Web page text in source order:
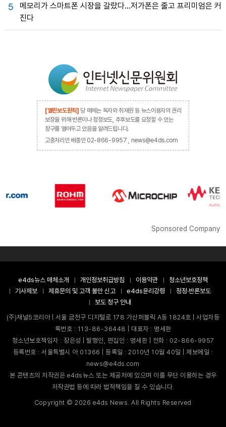
5
메모리가 스마트폰 시장을 갈랐다…저가폰은 줄고 프리미엄은 커
진다
[열린보도원칙] 당 매체는 독자와 취재원 등 뉴스이용자의 권리
보장을 위해 반론이나 정정보도, 추후보도를 요청할 수 있는
창구를 열어두고 있음을 알려드립니다.
고충처리인 배종인 02-866-9957 , news@e4ds.com
Sponsored Company
e4ds뉴스 매체소개 개인정보취급방침 이용약관
청소년보호정책
기사제보
제휴문의 및 고객 불만 신고 e4ds윤리강령
정정·반론보도
보도 청구 안내
(주)채널5코리아 | 서울 금천구 디지털로 178 가산퍼블릭 A동 1824호 | 사업자등
록번호 : 113-86-36448 | 대표자 : 명세환
청소년보호책임자 : 장은성 | 발행인, 편집인 : 명세환 | 전화 : 02-866-9957
등록번호 : 서울특별시 아 01366 | 등록일 : 2010년 10월 40일 | 제보메일 :
news@e4ds.com
본 콘텐츠의 저작권은 e4ds뉴스 또는 제공처에 있으며 이를 무단 이용하는 경우
저작권법 등에 따라 법적책임을 질 수 있습니다.
Copyright ©2026 e4ds News. All Rights Reserved